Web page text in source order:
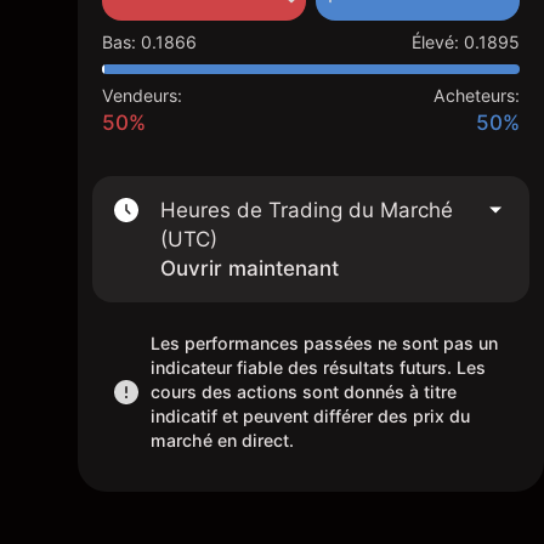
Bas: 0.1866 Élevé: 0.1895
Vendeurs:
50%
Acheteurs:
50%
Heures de Trading du Marché
(UTC)
Ouvrir maintenant
Les performances passées ne sont pas un
indicateur fiable des résultats futurs. Les
cours des actions sont donnés à titre
indicatif et peuvent différer des prix du
marché en direct.